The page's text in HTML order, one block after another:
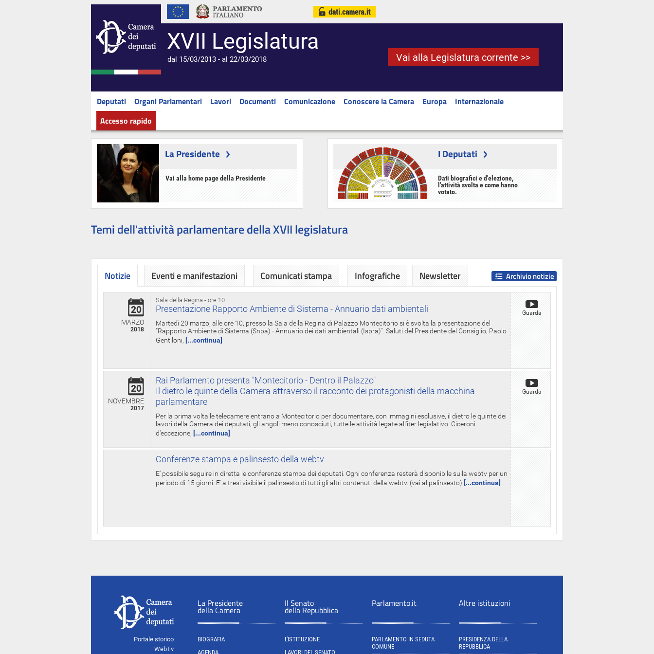
XVII Legislatura
dal 15/03/2013 - al 22/03/2018 Vai alla Legislatura corrente >>
Deputati Organi Parlamentari Lavori Documenti Comunicazione Conoscere la Camera Europa
Internazionale
Accesso rapido
La Presidente
Vai alla home page della Presidente
I Deputati
Dati biografici e d'elezione,
l'attività svolta e come hanno
votato.
Temi dell'attività parlamentare della XVII legislatura
Notizie
Sala della Regina - ore 10
20
MARZO
2018
Presentazione Rapporto Ambiente di Sistema - Annuario dati ambientali
Martedì 20 marzo, alle ore 10, presso la Sala della Regina di Palazzo Montecitorio si è svolta la presentazione del
"Rapporto Ambiente di Sistema (Snpa) - Annuario dei dati ambientali (Ispra)". Saluti del Presidente del Consiglio, Paolo
Gentiloni, [...continua]
Guarda
20
NOVEMBRE
2017
Rai Parlamento presenta "Montecitorio - Dentro il Palazzo"
Il dietro le quinte della Camera attraverso il racconto dei protagonisti della macchina
parlamentare
Per la prima volta le telecamere entrano a Montecitorio per documentare, con immagini esclusive, il dietro le quinte dei
lavori della Camera dei deputati, gli angoli meno conosciuti, tutte le attività legate all'iter legislativo. Ciceroni
d'eccezione, [...continua]
Guarda
Conferenze stampa e palinsesto della webtv
E' possibile seguire in diretta le conferenze stampa dei deputati. Ogni conferenza resterà disponibile sulla webtv per un
periodo di 15 giorni. E' altresì visibile il palinsesto di tutti gli altri contenuti della webtv. (vai al palinsesto) [...continua]
Archivio notizie
Eventi e manifestazioni Comunicati stampa Infografiche Newsletter
Portale storico
WebTv
La Presidente
della Camera
BIOGRAFIA
AGENDA
Il Senato
della Repubblica
L'ISTITUZIONE
LAVORI DEL SENATO
Parlamento.it
PARLAMENTO IN SEDUTA
COMUNE
Altre istituzioni
PRESIDENZA DELLA
REPUBBLICA